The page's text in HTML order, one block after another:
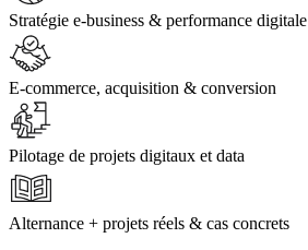
Stratégie e-business & performance digitale
E-commerce, acquisition & conversion
Pilotage de projets digitaux et data
Alternance + projets réels & cas concrets